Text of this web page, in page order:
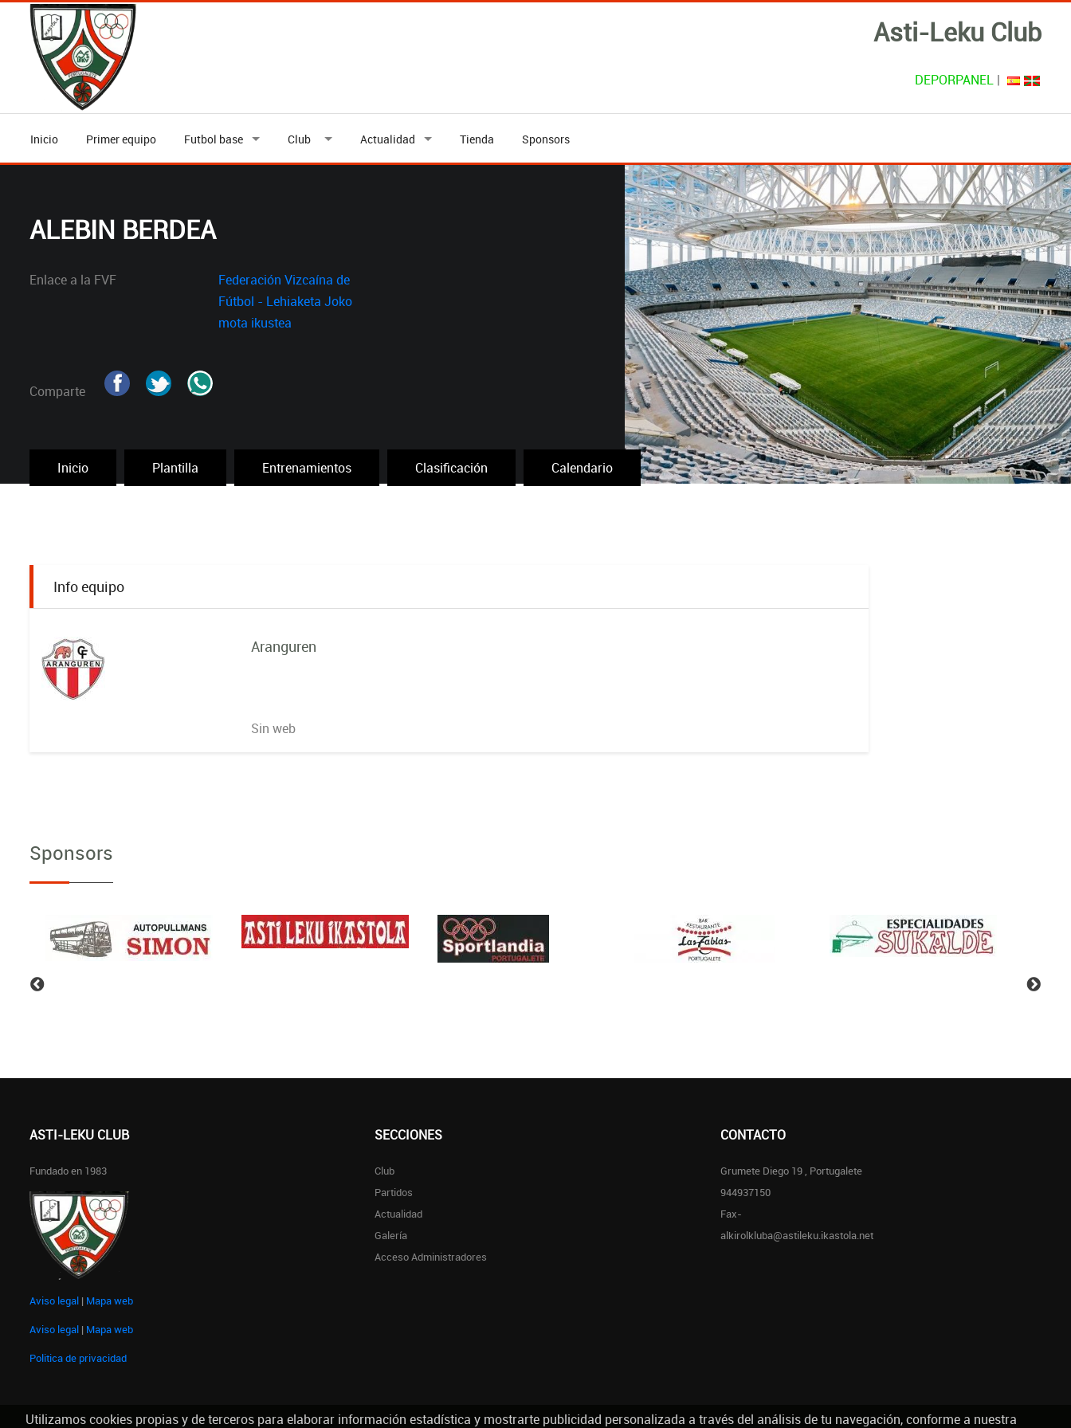
Asti-Leku Club
DEPORPANEL |
Inicio Primer equipo Futbol base Club Actualidad Tienda Sponsors
ALEBIN BERDEA
Enlace a la FVF
Federación Vizcaína de
Fútbol - Lehiaketa Joko
mota ikustea
Comparte
Inicio Plantilla Entrenamientos Clasificación Calendario
Info equipo
Aranguren
Sin web
Sponsors
ASTI-LEKU CLUB
Fundado en 1983
Aviso legal | Mapa web
Aviso legal | Mapa web
Politica de privacidad
SECCIONES
Club
Partidos
Actualidad
Galería
Acceso Administradores
CONTACTO
Grumete Diego 19 , Portugalete
944937150
Fax-
alkirolkluba@astileku.ikastola.net
Utilizamos cookies propias y de terceros para elaborar información estadística y mostrarte publicidad personalizada a través del análisis de tu navegación, conforme a nuestra